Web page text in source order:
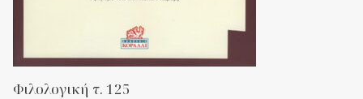
Φιλολογική τ. 125